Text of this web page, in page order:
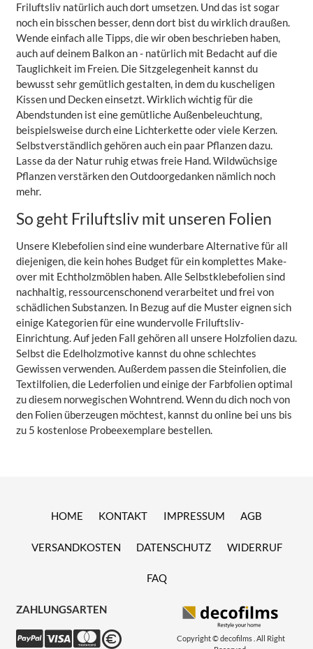
Friluftsliv natürlich auch dort umsetzen. Und das ist sogar
noch ein bisschen besser, denn dort bist du wirklich draußen.
Wende einfach alle Tipps, die wir oben beschrieben haben,
auch auf deinem Balkon an - natürlich mit Bedacht auf die
Tauglichkeit im Freien. Die Sitzgelegenheit kannst du
bewusst sehr gemütlich gestalten, in dem du kuscheligen
Kissen und Decken einsetzt. Wirklich wichtig für die
Abendstunden ist eine gemütliche Außenbeleuchtung,
beispielsweise durch eine Lichterkette oder viele Kerzen.
Selbstverständlich gehören auch ein paar Pflanzen dazu.
Lasse da der Natur ruhig etwas freie Hand. Wildwüchsige
Pflanzen verstärken den Outdoorgedanken nämlich noch
mehr.
So geht Friluftsliv mit unseren Folien
Unsere Klebefolien sind eine wunderbare Alternative für all
diejenigen, die kein hohes Budget für ein komplettes Make-
over mit Echtholzmöblen haben. Alle Selbstklebefolien sind
nachhaltig, ressourcenschonend verarbeitet und frei von
schädlichen Substanzen. In Bezug auf die Muster eignen sich
einige Kategorien für eine wundervolle Friluftsliv-
Einrichtung. Auf jeden Fall gehören all unsere Holzfolien dazu.
Selbst die Edelholzmotive kannst du ohne schlechtes
Gewissen verwenden. Außerdem passen die Steinfolien, die
Textilfolien, die Lederfolien und einige der Farbfolien optimal
zu diesem norwegischen Wohntrend. Wenn du dich noch von
den Folien überzeugen möchtest, kannst du online bei uns bis
zu 5 kostenlose Probeexemplare bestellen.
HOME KONTAKT IMPRESSUM AGB
VERSANDKOSTEN DATENSCHUTZ WIDERRUF
FAQ
ZAHLUNGSARTEN
Copyright © decofilms . All Right